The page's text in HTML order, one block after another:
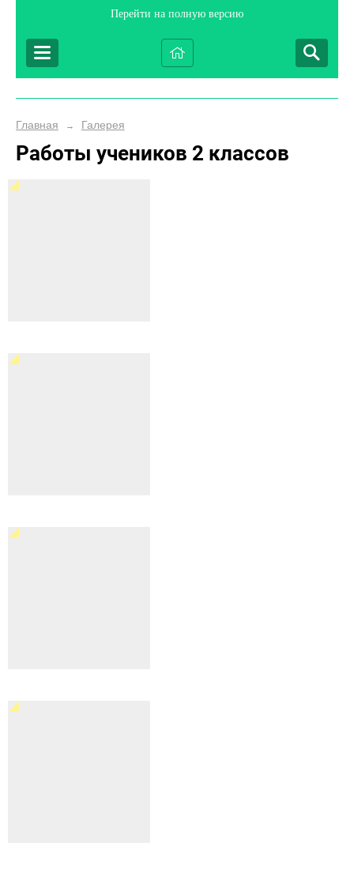
Перейти на полную версию
Главная → Галерея
Работы учеников 2 классов